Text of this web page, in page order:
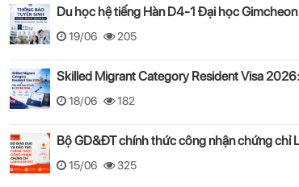
Du học hệ tiếng Hàn D4-1 Đại học
19/06 205
Skilled Migrant Category Resident Visa
18/06 182
Bộ GD&ĐT chính thức công nhận chứng chỉ
15/06 325